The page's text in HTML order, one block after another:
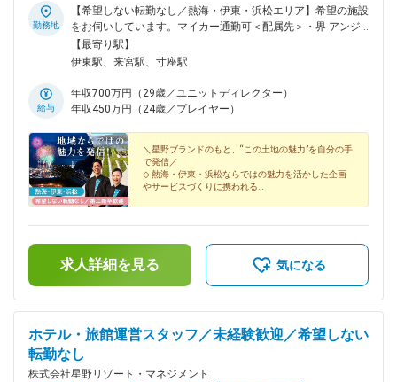
勤務地
【希望しない転勤なし／熱海・伊東・浜松エリア】希望の施設
をお伺いしています。マイカー通勤可＜配属先＞・界 アンジ
ン／静岡県伊東市・リゾナーレ熱海／静岡県熱海市・界 伊東
／静岡県伊東市・界 遠州／静岡県浜松市※希望しない転勤は原
す※キャリアを積む中で、全国の星野リゾート施設への異動の
相談も可能です※人員が充足した施設は募集を締め切らせてい
【最寄り駅】
伊東駅、来宮駅、寸座駅
給与
年収700万円（29歳／ユニットディレクター）
年収450万円（24歳／プレイヤー）
＼星野ブランドのもと、“この土地の魅力”を自分の手
で発信／
◇ 熱海・伊東・浜松ならではの魅力を活かした企画
やサービスづくりに携われる
リアパスへ広がる
求人詳細を見る 気になる
ホテル・旅館運営スタッフ／未経験歓迎／希望しない
転勤なし
株式会社星野リゾート・マネジメント